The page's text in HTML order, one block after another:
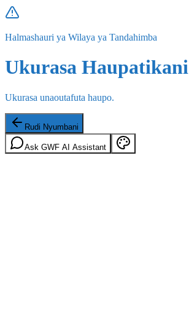
Halmashauri ya Wilaya ya Tandahimba
Ukurasa Haupatikani
Ukurasa unaoutafuta haupo.
Rudi Nyumbani
Ask GWF AI Assistant